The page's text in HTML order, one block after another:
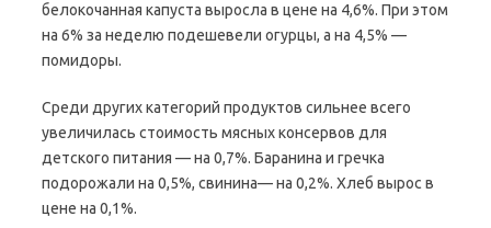
белокочанная капуста выросла в цене на 4,6%. При этом
на 6% за неделю подешевели огурцы, а на 4,5% —
помидоры.
Среди других категорий продуктов сильнее всего
увеличилась стоимость мясных консервов для
детского питания — на 0,7%. Баранина и гречка
подорожали на 0,5%, свинина— на 0,2%. Хлеб вырос в
цене на 0,1%.